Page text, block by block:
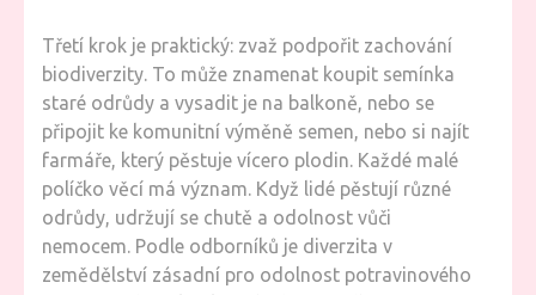
Třetí krok je praktický: zvaž podpořit zachování
biodiverzity. To může znamenat koupit semínka
staré odrůdy a vysadit je na balkoně, nebo se
připojit ke komunitní výměně semen, nebo si najít
farmáře, který pěstuje vícero plodin. Každé malé
políčko věcí má význam. Když lidé pěstují různé
odrůdy, udržují se chutě a odolnost vůči
nemocem. Podle odborníků je diverzita v
zemědělství zásadní pro odolnost potravinového